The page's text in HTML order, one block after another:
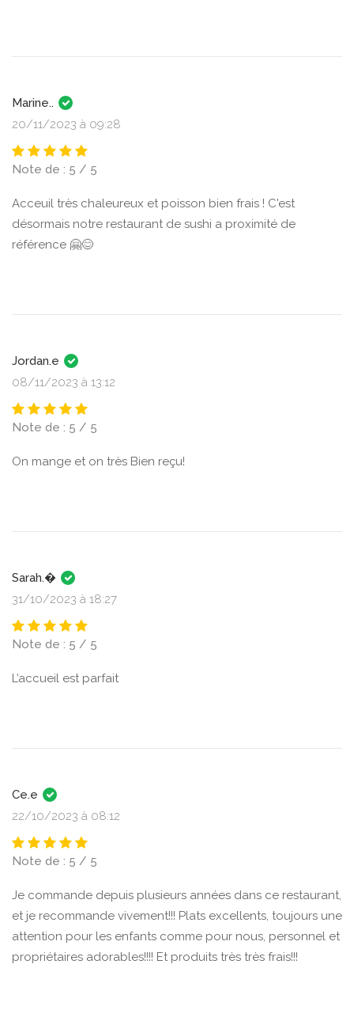
Marine..
20/11/2023 à 09:28
Note de : 5 / 5
Acceuil très chaleureux et poisson bien frais ! C'est
désormais notre restaurant de sushi a proximité de
référence 🤗😊
Jordan.e
08/11/2023 à 13:12
Note de : 5 / 5
On mange et on très Bien reçu!
Sarah.�
31/10/2023 à 18:27
Note de : 5 / 5
L’accueil est parfait
Ce.e
22/10/2023 à 08:12
Note de : 5 / 5
Je commande depuis plusieurs années dans ce restaurant,
et je recommande vivement!!! Plats excellents, toujours une
attention pour les enfants comme pour nous, personnel et
propriétaires adorables!!!! Et produits très très frais!!!